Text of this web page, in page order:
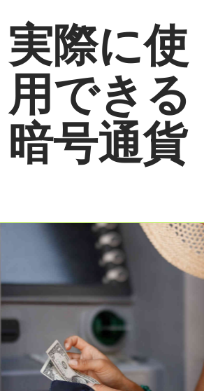
実際に使
用できる
暗号通貨